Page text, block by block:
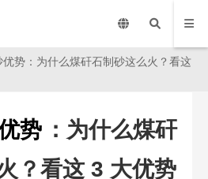
势：为什么煤矸石制砂这么火？看这
势 ：为什么煤矸
？看这 3 大优势